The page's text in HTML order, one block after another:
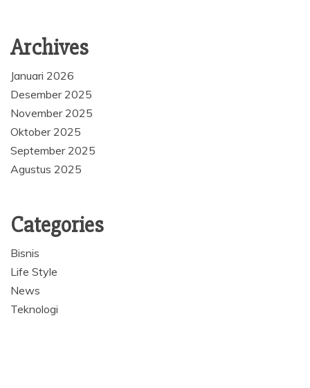
Archives
Januari 2026
Desember 2025
November 2025
Oktober 2025
September 2025
Agustus 2025
Categories
Bisnis
Life Style
News
Teknologi